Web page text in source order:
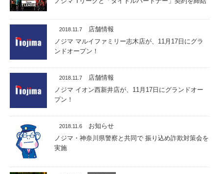
2018.11.7
店舗情報
ノジマ マルイファミリー志木店が、11月17日にグラ
ンドオープン！
2018.11.7
店舗情報
ノジマ イオン西新井店が、11月17日にグランドオー
プン！
2018.11.6
お知らせ
ノジマ・神奈川県警察と共同で 振り込め詐欺対策会を
実施